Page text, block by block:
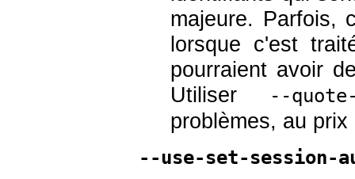
majeure. Parfois,
lorsque c'est
pourraient avoir
Utiliser
--
problèmes, au
--use-set-session-